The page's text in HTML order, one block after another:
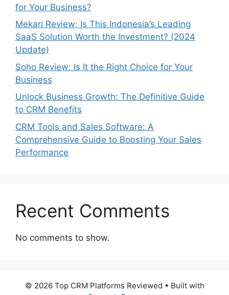
for Your Business?
Mekari Review: Is This Indonesia’s Leading
SaaS Solution Worth the Investment? (2024
Update)
Soho Review: Is It the Right Choice for Your
Business
Unlock Business Growth: The Definitive Guide
to CRM Benefits
CRM Tools and Sales Software: A
Comprehensive Guide to Boosting Your Sales
Performance
Recent Comments
No comments to show.
© 2026 Top CRM Platforms Reviewed • Built with